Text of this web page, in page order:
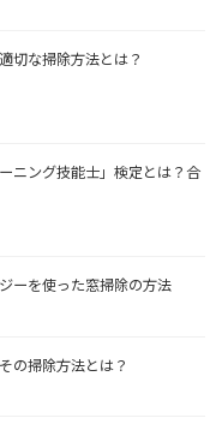
切な掃除方法とは？
ニング技能士」検定とは？合
ーを使った窓掃除の方法
の掃除方法とは？